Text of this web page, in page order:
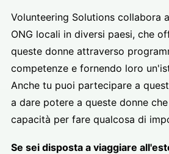
Volunteering Solutions collabora
ONG locali in diversi paesi, che
queste donne attraverso
competenze e fornendo loro
Anche tu puoi partecipare a
a dare potere a queste donne
capacità per fare qualcosa di
Se sei disposta a viaggiare